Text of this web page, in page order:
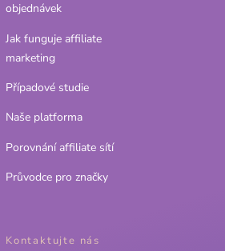
objednávek
Jak funguje affiliate
marketing
Případové studie
Naše platforma
Porovnání affiliate sítí
Průvodce pro značky
Kontaktujte nás